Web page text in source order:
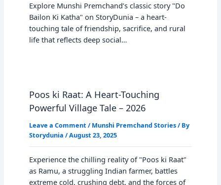
Explore Munshi Premchand’s classic story "Do
Bailon Ki Katha" on StoryDunia – a heart-
touching tale of friendship, sacrifice, and rural
life that reflects deep social…
Poos ki Raat: A Heart-Touching
Powerful Village Tale – 2026
Leave a Comment / Munshi Premchand Stories/ By
Storydunia /August 23, 2025
Experience the chilling reality of "Poos ki Raat"
as Ramu, a struggling Indian farmer, battles
extreme cold, crushing debt, and the forces of